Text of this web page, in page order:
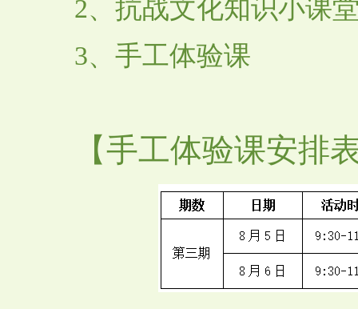
2、抗战文化知识小课
3、手工体验课
【手工体验课安排